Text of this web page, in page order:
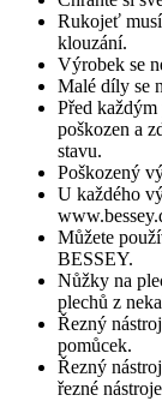
Rukojeť
klouzání.
Výrobek se
Malé díly se
Před
poškozen a
stavu.
Poškozený
U každého
Můžete
BESSEY.
Nůžky na
plechů z
Řezný
pomůcek.
Řezný
řezné